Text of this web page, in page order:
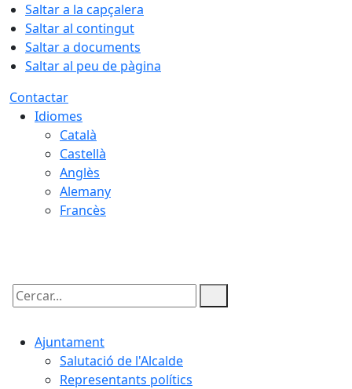
Saltar a la capçalera
Saltar al contingut
Saltar a documents
Saltar al peu de pàgina
Contactar
Idiomes
Català
Castellà
Anglès
Alemany
Francès
Cercar:
Ajuntament
Salutació de l'Alcalde
Representants polítics